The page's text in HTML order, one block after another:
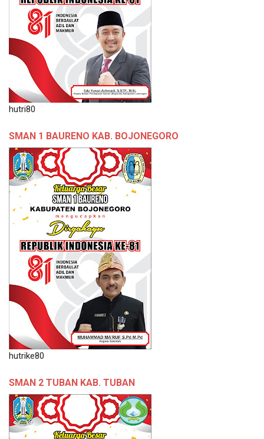
hutri80
SMAN 1 BAURENO KAB. BOJONEGORO
hutrike80
SMAN 2 TUBAN KAB. TUBAN